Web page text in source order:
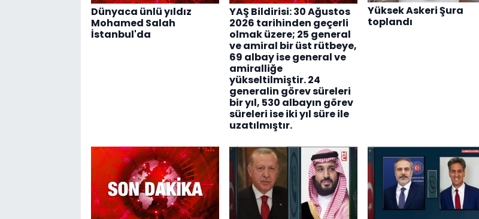
Dünyaca ünlü yıldız
Mohamed Salah
İstanbul'da
YAŞ Bildirisi: 30 Ağustos
2026 tarihinden geçerli
olmak üzere; 25 general
ve amiral bir üst rütbeye,
69 albay ise general ve
amiralliğe
yükseltilmiştir. 24
generalin görev süreleri
bir yıl, 530 albayın görev
süreleri ise iki yıl süre ile
uzatılmıştır.
Yüksek Askeri Şura
toplandı